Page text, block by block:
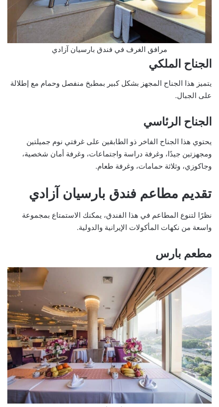
مرافق الغرف في فندق بارسيان آزادي
الجناح الملكي
يتميز هذا الجناح المجهز بشكل كبير بمطبخ منفصل وحمام مع إطلالة
على الجبال.
الجناح الرئاسي
يحتوي هذا الجناح الفاخر ذو الطابقين على غرفتي نوم جميلتين
ومجهزتين جيدًا، وغرفة دراسة واجتماعات، وغرفة أمان شخصية،
وجاكوزي، وثلاثة حمامات، وغرفة طعام.
تقديم مطاعم فندق بارسيان آزادي
نظرًا لتنوع المطاعم في هذا الفندق، يمكنك الاستمتاع بمجموعة
واسعة من نكهات المأكولات الإيرانية والدولية.
مطعم بارس